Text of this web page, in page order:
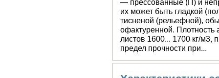
Асбестоцементные
— прессованные (П) и
их может быть гладкой
тисненой (рельефной),
офактуренной.
листов 1600... 1700 кг/м3,
предел прочности при...